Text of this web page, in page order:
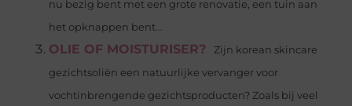
nu bezig bent met een grote renovatie, een tuin aan
het opknappen bent...
OLIE OF MOISTURISER?
Zijn korean skincare
gezichtsoliën een natuurlijke vervanger voor
vochtinbrengende gezichtsproducten? Zoals bij veel